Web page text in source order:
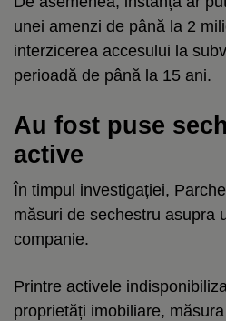
unei amenzi de până la 2
interzicerea accesului la
perioadă de până la 15 ani.
Au fost puse
active
În timpul investigației,
măsuri de sechestru asupra
companie.
Printre activele
proprietăți imobiliare,